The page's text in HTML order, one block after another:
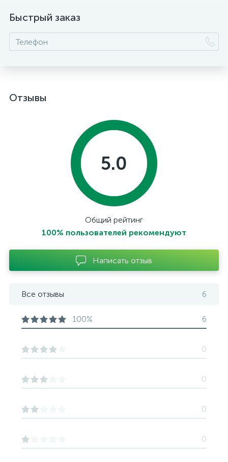
Быстрый заказ
Отзывы
5.0
Общий рейтинг
100% пользователей рекомендуют
Написать отзыв
Все отзывы 6
100% 6
0
0
0
0